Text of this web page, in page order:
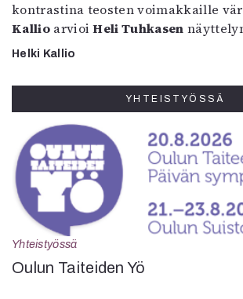
kontrastina teosten voimakkaille
KallioarvioiHeli Tuhkasen
Helki Kallio
YHTEISTYÖSSÄ
Yhteistyössä
Oulun Taiteiden Yö